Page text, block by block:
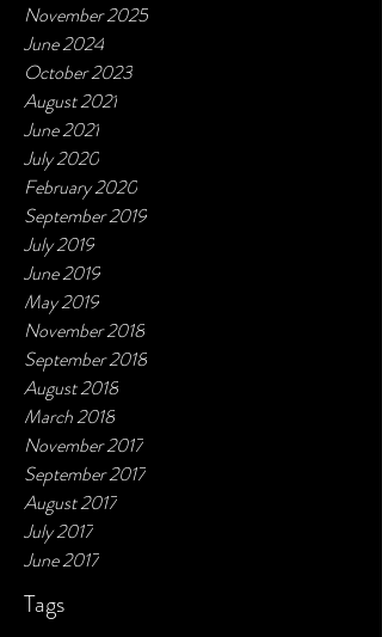
November 2025
June 2024
October 2023
August 2021
June 2021
July 2020
February 2020
September 2019
July 2019
June 2019
May 2019
November 2018
September 2018
August 2018
March 2018
November 2017
September 2017
August 2017
July 2017
June 2017
Tags